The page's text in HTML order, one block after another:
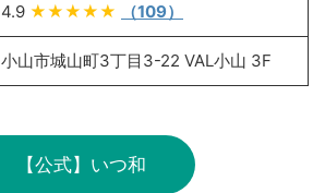
4.9 ★★★★★ （109）
小山市城山町3丁目3-22 VAL小山 3F
【公式】いつ和